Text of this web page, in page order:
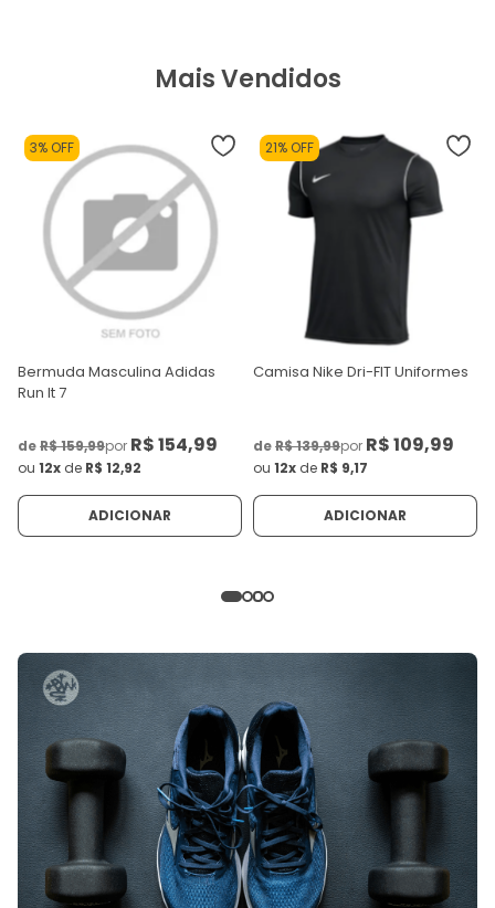
Mais Vendidos
3% OFF
Bermuda Masculina Adidas
Run It 7
deR$ 159,99por R$ 154,99
ou 12x de R$ 12,92
ADICIONAR
21% OFF
Camisa Nike Dri-FIT Uniformes
deR$ 139,99por R$ 109,99
ou 12x de R$ 9,17
ADICIONAR